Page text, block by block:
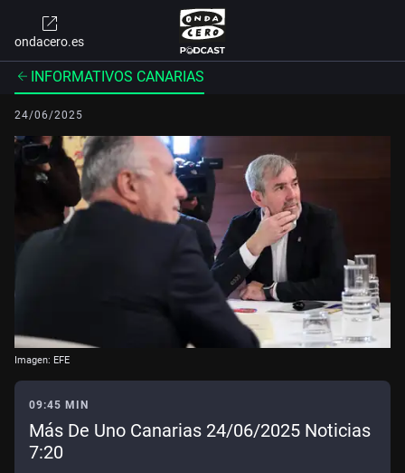
ondacero.es
INFORMATIVOS CANARIAS
24/06/2025
Imagen: EFE
09:45 MIN
Más De Uno Canarias 24/06/2025 Noticias
7:20